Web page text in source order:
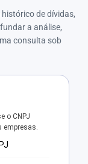
de dívidas,
a análise,
consulta sob
o CNPJ
empresas.